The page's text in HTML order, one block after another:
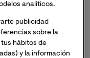
los grados
analíticos.
publicidad
sobre la
hábitos de
y la información